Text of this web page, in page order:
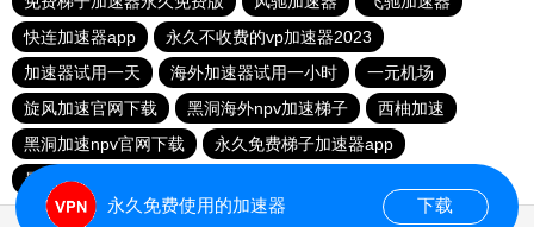
快连加速器app
永久不收费的vp加速器2023
加速器试用一天
海外加速器试用一小时
一元机场
旋风加速官网下载
黑洞海外npv加速梯子
西柚加速
黑洞加速npv官网下载
永久免费梯子加速器app
暴雪加速器
永久免费使用的加速器 下载